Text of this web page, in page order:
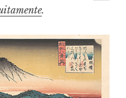
.